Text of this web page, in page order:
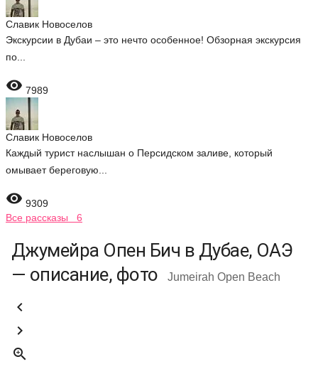
Славик Новоселов
Экскурсии в Дубаи – это нечто особенное! Обзорная экскурсия
по...
 7989
Славик Новоселов
Каждый турист наслышан о Персидском заливе, который
омывает береговую...
 9309
Все рассказы 6
Джумейра Опен Бич в Дубае, ОАЭ
— описание, фото
Jumeirah Open Beach


